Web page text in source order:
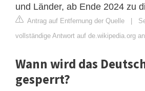
und Länder, ab Ende 2024 zu
Antrag auf Entfernung der Quelle |
vollständige Antwort auf de.wikipedia.org an
Wann wird das
gesperrt?